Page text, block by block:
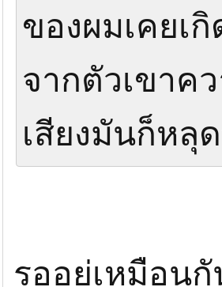
รออยู่เหมือนกัน ยังไม่มีค
ของผมเคยเ
จากตัวเขาค
เสียงมันก็ห
รออยู่เหมือน